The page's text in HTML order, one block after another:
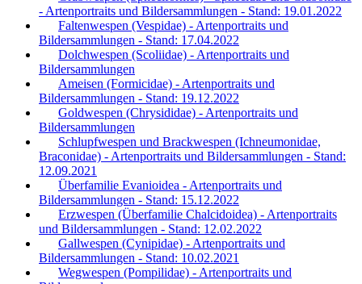
- Artenportraits und Bildersammlungen - Stand: 19.01.2022
Faltenwespen (Vespidae) - Artenportraits und
Bildersammlungen - Stand: 17.04.2022
Dolchwespen (Scoliidae) - Artenportraits und
Bildersammlungen
Ameisen (Formicidae) - Artenportraits und
Bildersammlungen - Stand: 19.12.2022
Goldwespen (Chrysididae) - Artenportraits und
Bildersammlungen
Schlupfwespen und Brackwespen (Ichneumonidae,
Braconidae) - Artenportraits und Bildersammlungen - Stand:
12.09.2021
Überfamilie Evanioidea - Artenportraits und
Bildersammlungen - Stand: 15.12.2022
Erzwespen (Überfamilie Chalcidoidea) - Artenportraits
und Bildersammlungen - Stand: 12.02.2022
Gallwespen (Cynipidae) - Artenportraits und
Bildersammlungen - Stand: 10.02.2021
Wegwespen (Pompilidae) - Artenportraits und